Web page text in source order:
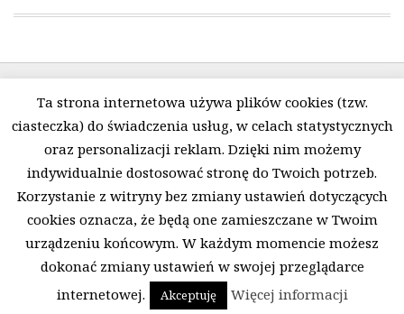
Polityka prywatności i pliki Cookies
O firmie
Regulamin
Kontakt
Copyright 2016-2026 © KrakMasz - Maszyny do szycia
Kraków. WebDesign:weblove.pl
Ta strona internetowa używa plików cookies (tzw.
ciasteczka) do świadczenia usług, w celach statystycznych
oraz personalizacji reklam. Dzięki nim możemy
indywidualnie dostosować stronę do Twoich potrzeb.
Korzystanie z witryny bez zmiany ustawień dotyczących
cookies oznacza, że będą one zamieszczane w Twoim
urządzeniu końcowym. W każdym momencie możesz
dokonać zmiany ustawień w swojej przeglądarce
internetowej.
Akceptuję Więcej informacji